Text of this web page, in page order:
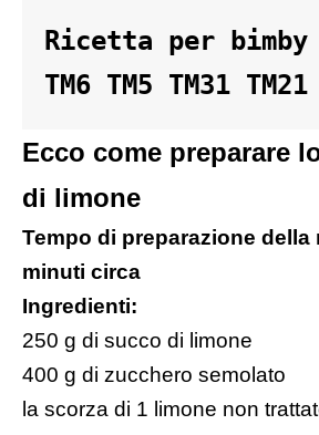
Ricetta per bimby
TM6 TM5 TM31 TM21
Ecco come preparare
di limone
Tempo di preparazione della
minuti circa
Ingredienti:
250 g di succo di limone
400 g di zucchero semolato
la scorza di 1 limone non